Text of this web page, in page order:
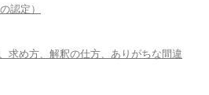
認定）
求め方、解釈の仕方、ありがちな間違